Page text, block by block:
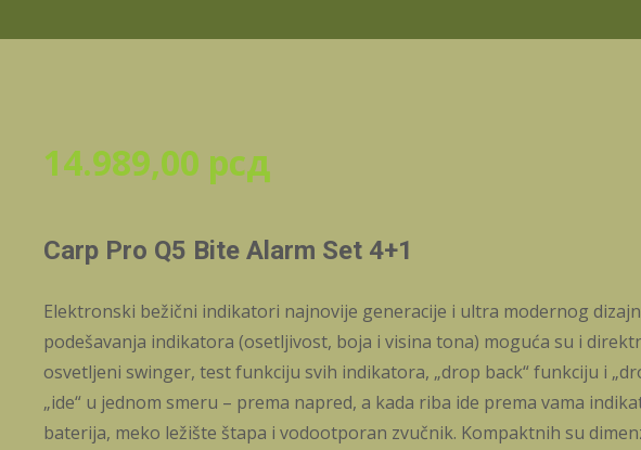
14.989,00 рсд
Carp Pro Q5 Bite Alarm Set 4+1
Elektronski bežični indikatori najnovije generacije i ultra modernog
podešavanja indikatora (osetljivost, boja i visina tona) moguća su i
osvetljeni swinger, test funkciju svih indikatora, „drop back“ funkciju i
„ide“ u jednom smeru – prema napred, a kada riba ide prema vama
baterija, meko ležište štapa i vodootporan zvučnik. Kompaktnih su